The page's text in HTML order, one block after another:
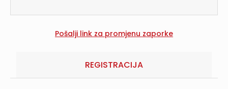
REGISTRACIJA